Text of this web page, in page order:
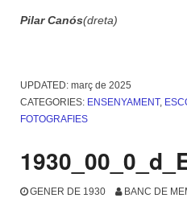
Pilar Canós(dreta)
UPDATED: març de 2025
CATEGORIES: ENSENYAMENT,
FOTOGRAFIES
GENER DE 1930 BANC DE